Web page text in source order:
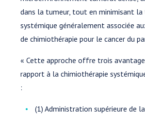
dans la tumeur, tout en minimisant
systémique généralement associée
de chimiothérapie pour le cancer du
« Cette approche offre trois
rapport à la chimiothérapie
:
(1) Administration supérieure de